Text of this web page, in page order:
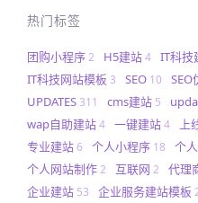
热门标签
团购小程序2 H5建站4 IT科技
IT科技网站模板 3 SEO 10 SEO
UPDATES 311 cms建站 5
wap自助建站4 一键建站4 上
专业建站6 个人小程序 18 个
个人网站制作2 互联网 2 代理
企业建站 53 企业服务建站模板